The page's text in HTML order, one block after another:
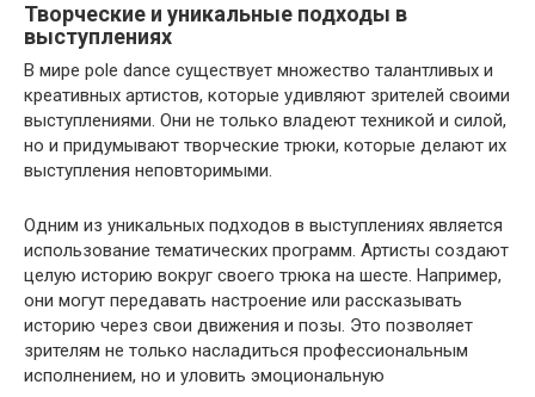
Творческие и уникальные подходы в
выступлениях
В мире pole dance существует множество талантливых и
креативных артистов, которые удивляют зрителей своими
выступлениями. Они не только владеют техникой и силой,
но и придумывают творческие трюки, которые делают их
выступления неповторимыми.
Одним из уникальных подходов в выступлениях является
использование тематических программ. Артисты создают
целую историю вокруг своего трюка на шесте. Например,
они могут передавать настроение или рассказывать
историю через свои движения и позы. Это позволяет
зрителям не только насладиться профессиональным
исполнением, но и уловить эмоциональную